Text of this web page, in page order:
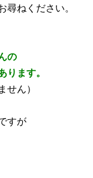
ねください。
の
ります。
せん）
すが